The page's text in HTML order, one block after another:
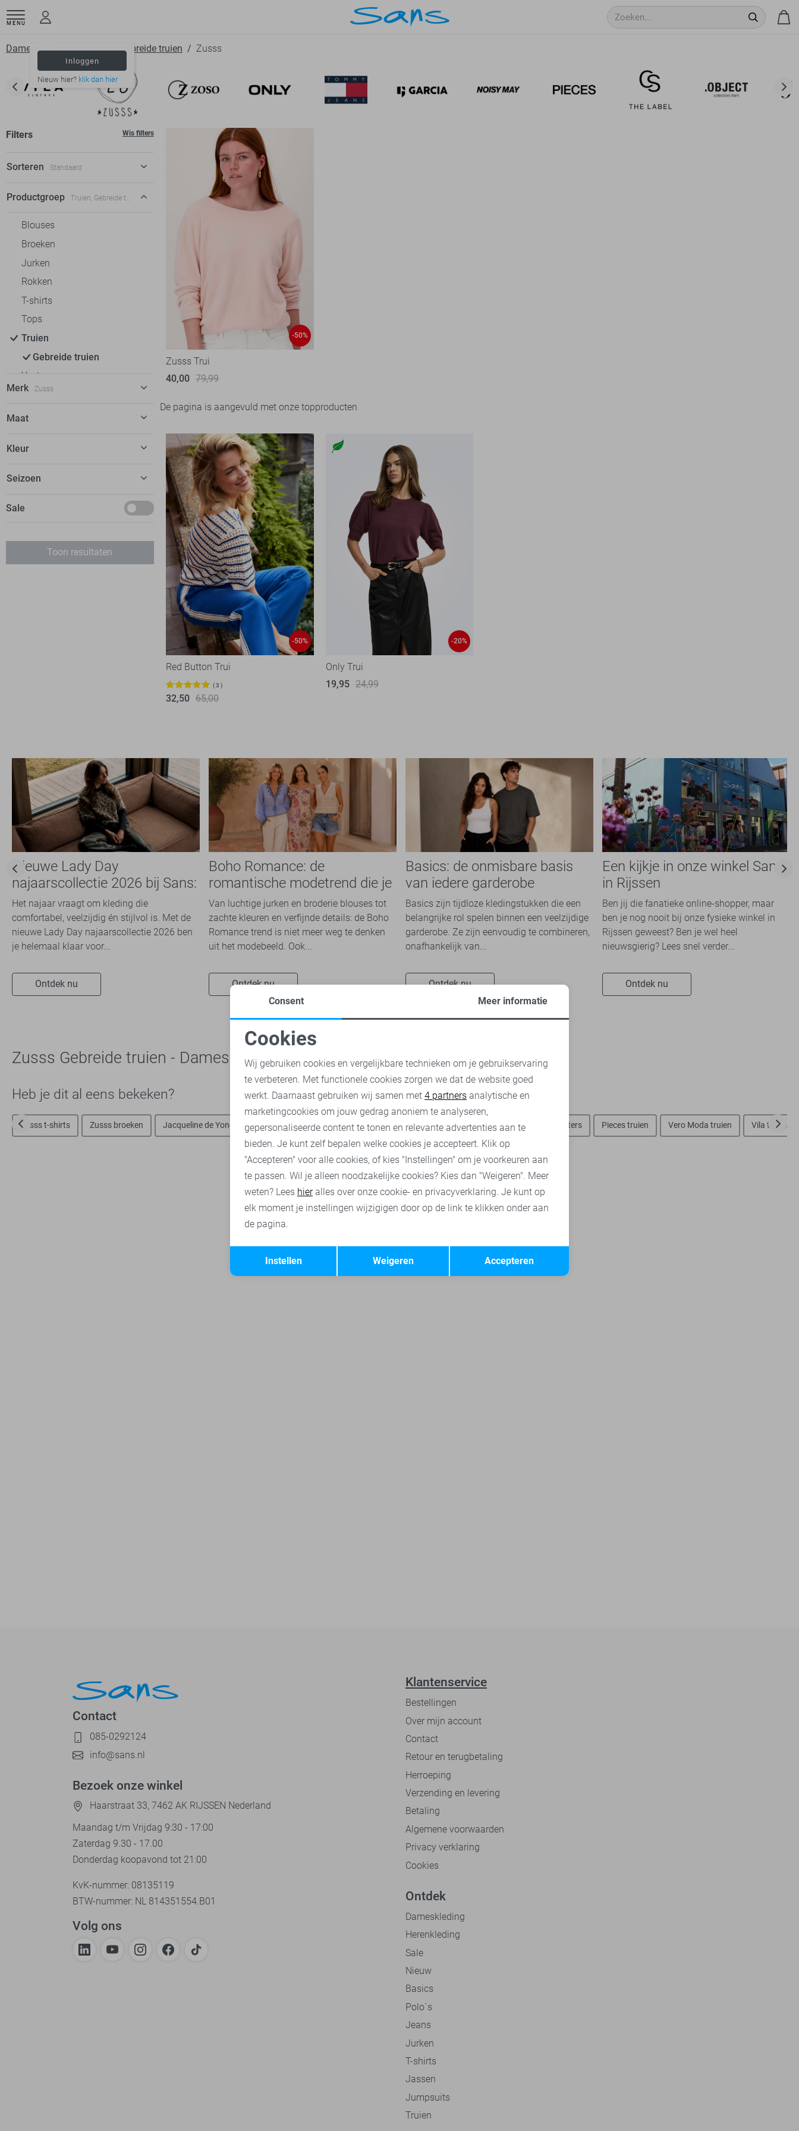
MENU
Inloggen
Nieuw hier? klik dan hier
Dameskleding Truien Gebreide truien Zusss
Filters Wis filters
Sorteren Standaard
Standaard
Productgroep Truien, Gebreide truien
Blouses
Broeken
Jurken
Rokken
T-shirts
Tops
Truien
Gebreide truien
Vesten
Merk
Zusss
C&S The Label 6
EsQualo
Garcia
Jacqueline de Yong 86
SisterS point 12
Studio Amaya 1
Tommy Jeans 12
Vero Moda
Vila 76
Zoso
Zusss 1
Maat
L
Kleur
Roze
Seizoen
Februari
Sale
Toon resultaten
-50%
Zusss Trui
40,00 79,99
De pagina is aangevuld met onze topproducten
-50%
Red Button Trui
3
32,50 65,00
-20%
Only Trui
19,95 24,99
Nieuwe Lady Day
najaarscollectie 2026 bij Sans:
stijl en comfort in
travelkwaliteit
Het najaar vraagt om kleding die
comfortabel, veelzijdig én stijlvol is. Met de
nieuwe Lady Day najaarscollectie 2026 ben
je helemaal klaar voor...
Ontdek nu
Boho Romance: de
romantische modetrend die je
dit seizoen overal ziet
Van luchtige jurken en broderie blouses tot
zachte kleuren en verfijnde details: de Boho
Romance trend is niet meer weg te denken
uit het modebeeld. Ook...
Ontdek nu
Basics: de onmisbare basis
van iedere garderobe
Basics zijn tijdloze kledingstukken die een
belangrijke rol spelen binnen een veelzijdige
garderobe. Ze zijn eenvoudig te combineren,
onafhankelijk van...
Ontdek nu
Een kijkje in onze winkel Sans
in Rijssen
Ben jij die fanatieke online-shopper, maar
ben je nog nooit bij onze fysieke winkel in
Rijssen geweest? Ben je wel heel
nieuwsgierig? Lees snel verder...
Ontdek nu
Zusss Gebreide truien - Dames
Heb je dit al eens bekeken?
Zusss t-shirts Zusss broeken Jacqueline de Yong truien Jacqueline de Yong sweaters Object truien Only truien Only sweaters Pieces truien Vero Moda truien Vila truien
Contact
085-0292124
info@sans.nl
Bezoek onze winkel
Haarstraat 33, 7462 AK RIJSSEN Nederland
Maandag t/m Vrijdag 9:30 - 17:00
Zaterdag 9.30 - 17.00
Donderdag koopavond tot 21:00
KvK-nummer: 08135119
BTW-nummer: NL 814351554.B01
Volg ons
Klantenservice
Bestellingen
Over mijn account
Contact
Retour en terugbetaling
Herroeping
Verzending en levering
Betaling
Algemene voorwaarden
Privacy verklaring
Cookies
Ontdek
Dameskleding
Herenkleding
Sale
Nieuw
Basics
Polo`s
Jeans
Jurken
T-shirts
Jassen
Jumpsuits
Truien
Noodzakelijke cookies
Analytische cookies Marketing cookies
Terug Opslaan
Consent Meer informatie
Cookies
Wij gebruiken cookies en vergelijkbare technieken om je gebruikservaring
te verbeteren. Met functionele cookies zorgen we dat de website goed
werkt. Daarnaast gebruiken wij samen met 4 partners analytische en
marketingcookies om jouw gedrag anoniem te analyseren,
gepersonaliseerde content te tonen en relevante advertenties aan te
bieden. Je kunt zelf bepalen welke cookies je accepteert. Klik op
"Accepteren" voor alle cookies, of kies "Instellingen" om je voorkeuren aan
te passen. Wil je alleen noodzakelijke cookies? Kies dan "Weigeren". Meer
weten? Lees hieralles over onze cookie- en privacyverklaring. Je kunt op
elk moment je instellingen wijzigigen door op de link te klikken onder aan
de pagina.
Accepteren
Weigeren
Instellen